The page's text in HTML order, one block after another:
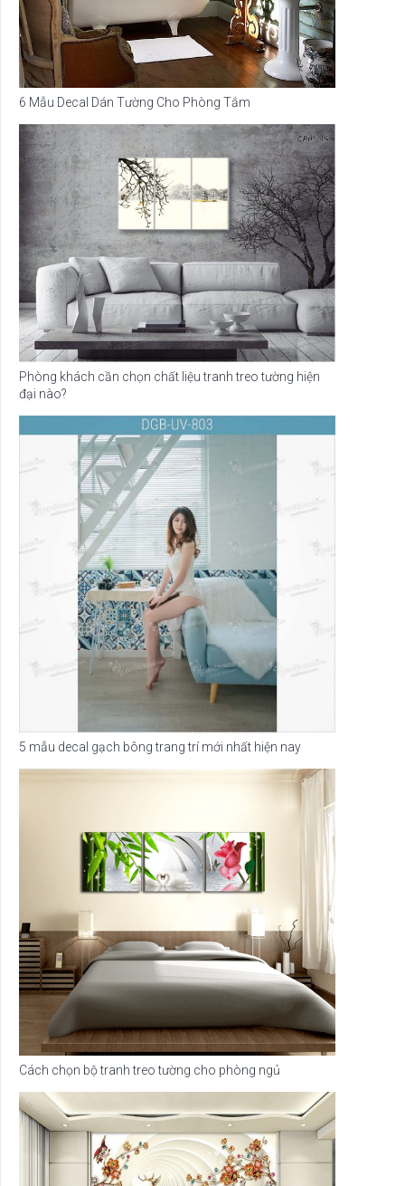
6 Mẫu Decal Dán Tường Cho Phòng Tắm
Phòng khách cần chọn chất liệu tranh treo tường hiện
đại nào?
5 mẫu decal gạch bông trang trí mới nhất hiện nay
Cách chọn bộ tranh treo tường cho phòng ngủ